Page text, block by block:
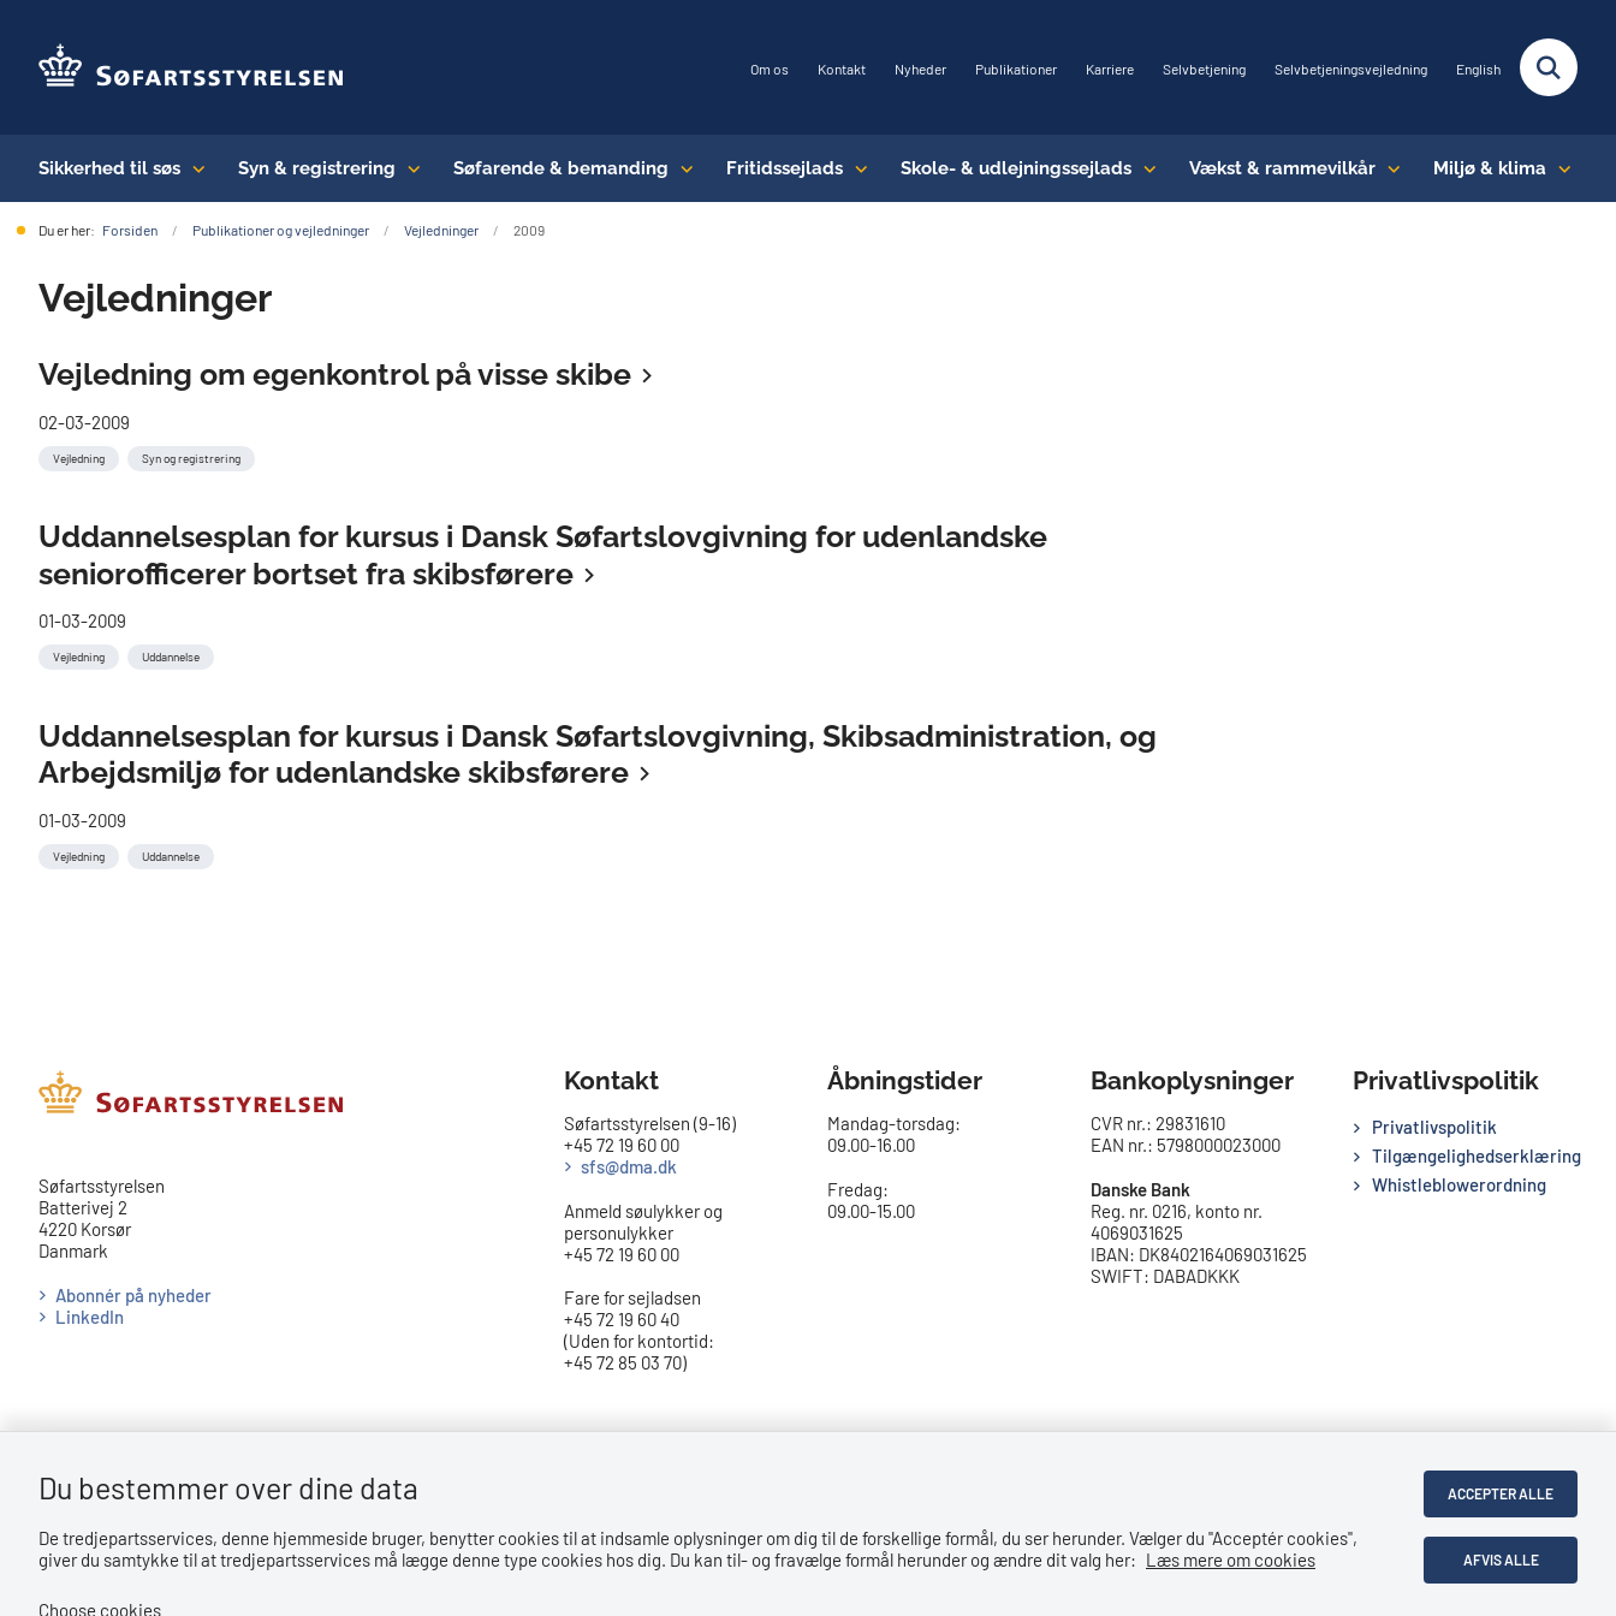
Om os Kontakt Nyheder Publikationer Karriere Selvbetjening Selvbetjeningsvejledning English
Sikkerhed til søs Syn & registrering Søfarende & bemanding Fritidssejlads Skole- & udlejningssejlads Vækst & rammevilkår Miljø & klima
Du er her: Forsiden Publikationer og vejledninger Vejledninger 2009
Vejledninger
Vejledning om egenkontrol på visse skibe
02-03-2009
Vejledning Syn og registrering
Uddannelsesplan for kursus i Dansk Søfartslovgivning for udenlandske
seniorofficerer bortset fra skibsførere
01-03-2009
Vejledning Uddannelse
Uddannelsesplan for kursus i Dansk Søfartslovgivning, Skibsadministration, og
Arbejdsmiljø for udenlandske skibsførere
01-03-2009
Vejledning Uddannelse
​​Søfartsstyrelsen
Batterivej 2
4220 Korsør
Danmark
Abonnér på nyheder
LinkedIn
Kontakt
Søfartsstyrelsen (9-16)
+45 72 19 60 00
sfs@dma.dk
Anmeld søulykker og
personulykker
+45 72 19 60 00
Fare for sejladsen
+45 72 19 60 40
(Uden for kontortid:
+45 72 85 03 70)
Åbningstider
Mandag-torsdag:
09.00-16.00​
Fredag:
09.00-15.00
Bankoplysninger
CVR nr.: 29831610
EAN nr.: 5798000023000
Danske Bank
Reg. nr. 0216, konto nr.
4069031625
IBAN: DK8402164069031625
SWIFT: DABADKKK
Privatlivspolitik
Privatlivspolitik
Tilgængelighedserklæring
Whistleblowerordning
Bemærk!
Dette indhold kræver cookies for at blive vist korrekt.
Du bestemmer over dine data
De tredjepartsservices, denne hjemmeside bruger, benytter cookies til at indsamle oplysninger om dig til de forskellige formål, du ser herunder. Vælger du ''Acceptér cookies'',
giver du samtykke til at tredjepartsservices må lægge denne type cookies hos dig. Du kan til- og fravælge formål herunder og ændre dit valg her: Læs mere om cookies
Choose cookies
ACCEPTER ALLE
AFVIS ALLE